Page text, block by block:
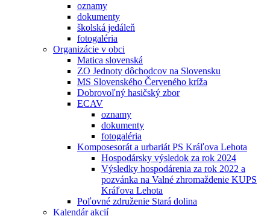
oznamy
dokumenty
školská jedáleň
fotogaléria
Organizácie v obci
Matica slovenská
ZO Jednoty dôchodcov na Slovensku
MS Slovenského Červeného kríža
Dobrovoľný hasičský zbor
ECAV
oznamy
dokumenty
fotogaléria
Komposesorát a urbariát PS Kráľova Lehota
Hospodársky výsledok za rok 2024
Výsledky hospodárenia za rok 2022 a
pozvánka na Valné zhromaždenie KUPS
Kráľova Lehota
Poľovné združenie Stará dolina
Kalendár akcií